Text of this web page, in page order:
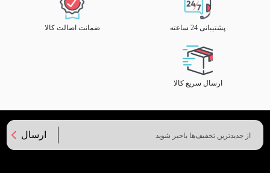
پشتیبانی 24 ساعته ضمانت اصالت کالا
ارسال سریع کالا
ارسال